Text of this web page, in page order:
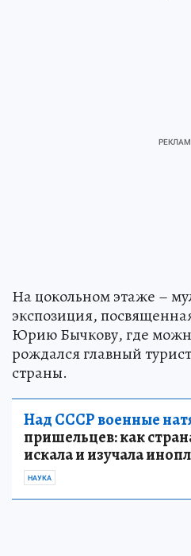
На цокольном этаже –
экспозиция,
Юрию Бычкову, где
рождался главный
страны.
Над СССР военные
пришельцев: как
искала и изучала
НАУКА